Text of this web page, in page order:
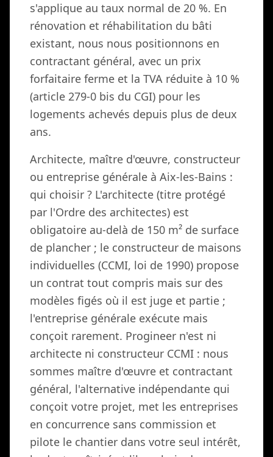
s'applique au taux normal de 20 %. En
rénovation et réhabilitation du bâti
existant, nous nous positionnons en
contractant général, avec un prix
forfaitaire ferme et la TVA réduite à 10 %
(article 279-0 bis du CGI) pour les
logements achevés depuis plus de deux
ans.
Architecte, maître d'œuvre, constructeur
ou entreprise générale à Aix-les-Bains :
qui choisir ? L'architecte (titre protégé
par l'Ordre des architectes) est
obligatoire au-delà de 150 m² de surface
de plancher ; le constructeur de maisons
individuelles (CCMI, loi de 1990) propose
un contrat tout compris mais sur des
modèles figés où il est juge et partie ;
l'entreprise générale exécute mais
conçoit rarement. Progineer n'est ni
architecte ni constructeur CCMI : nous
sommes maître d'œuvre et contractant
général, l'alternative indépendante qui
conçoit votre projet, met les entreprises
en concurrence sans commission et
pilote le chantier dans votre seul intérêt,